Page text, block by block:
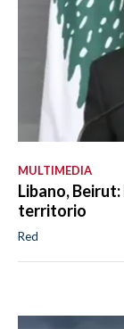
MULTIMEDIA
Libano,
territorio
Red